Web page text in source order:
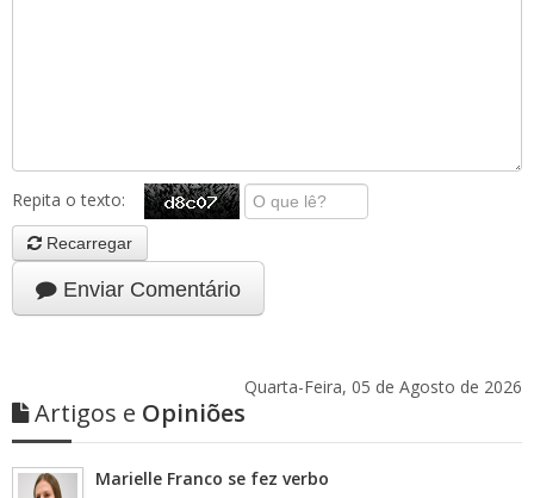
Repita o texto:
Recarregar
Enviar Comentário
Quarta-Feira, 05 de Agosto de 2026
Artigos e Opiniões
Marielle Franco se fez verbo